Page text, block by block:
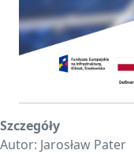
Szczegóły
Autor: Jarosław Pater